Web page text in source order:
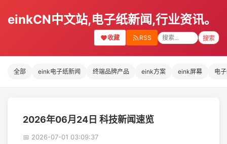
einkCN中文站,电子纸新闻,行业资讯。
收藏 RSS 搜索
全部 eink电子纸新闻 终端品牌产品 eink方案 eink屏幕 电
2026年06月24日 科技新闻速览
📅 2026-07-01 03:09:37